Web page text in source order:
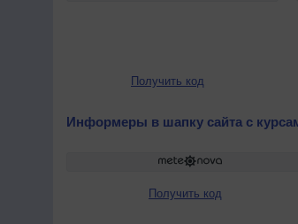
Получить код
Информеры в шапку сайта с
Получить код